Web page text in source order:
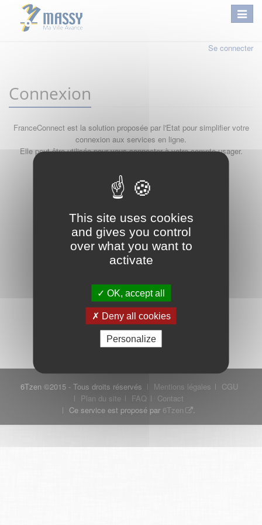
Se connecter
Connexion
FranceConnect est la solution proposée par l'Etat pour simplifier votre
connexion aux services en ligne.
Elle peut être utilisée pour vous connecter à votre compte usager.
Qu'est-ce que FranceConnect ?
Mot de passe oublié ? Je crée mon compte
Connexion
6Tzen ©2015 - Tous droits réservés Mentions légales
CGU
Plan du site
FAQ
Contact
Ce service est proposé par 6Tzen .
This site uses cookies
and gives you control
over what you want to
activate
OK, accept all
Deny all cookies
Personalize